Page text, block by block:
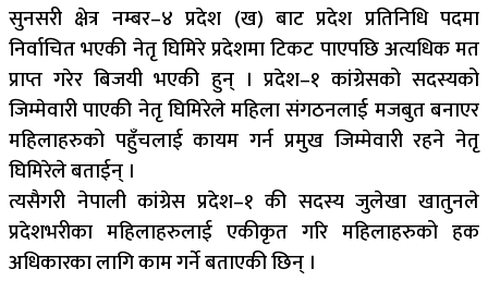
सुनसरी क्षेत्र नम्बर–४ प्रदेश (ख) बाट प्रदेश प्रतिनिधि पदमा
निर्वाचित भएकी नेतृ घिमिरे प्रदेशमा टिकट पाएपछि अत्यधिक मत
प्राप्त गरेर बिजयी भएकी हुन् । प्रदेश–१ कांग्रेसको सदस्यको
जिम्मेवारी पाएकी नेतृ घिमिरेले महिला संगठनलाई मजबुत बनाएर
महिलाहरुको पहुँचलाई कायम गर्न प्रमुख जिम्मेवारी रहने नेतृ
घिमिरेले बताईन् ।
त्यसैगरी नेपाली कांग्रेस प्रदेश–१ की सदस्य जुलेखा खातुनले
प्रदेशभरीका महिलाहरुलाई एकीकृत गरि महिलाहरुको हक
अधिकारका लागि काम गर्ने बताएकी छिन् ।